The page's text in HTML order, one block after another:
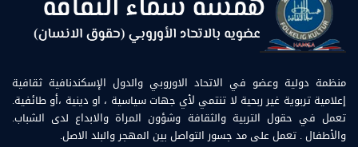
منظمة دولية وعضو في الاتحاد الاوروبي والدول الإسكندنافية ثقافية
إعلامية تربوية غير ربحية لا تنتمي لأي جهات سياسية ، او دينية ،أو طائفية.
تعمل في حقول التربية والثقافة وشؤون المراة والابداع لدى الشباب.
والأطفال . تعمل على مد جسور التواصل بين المهجر والبلد الاصل.